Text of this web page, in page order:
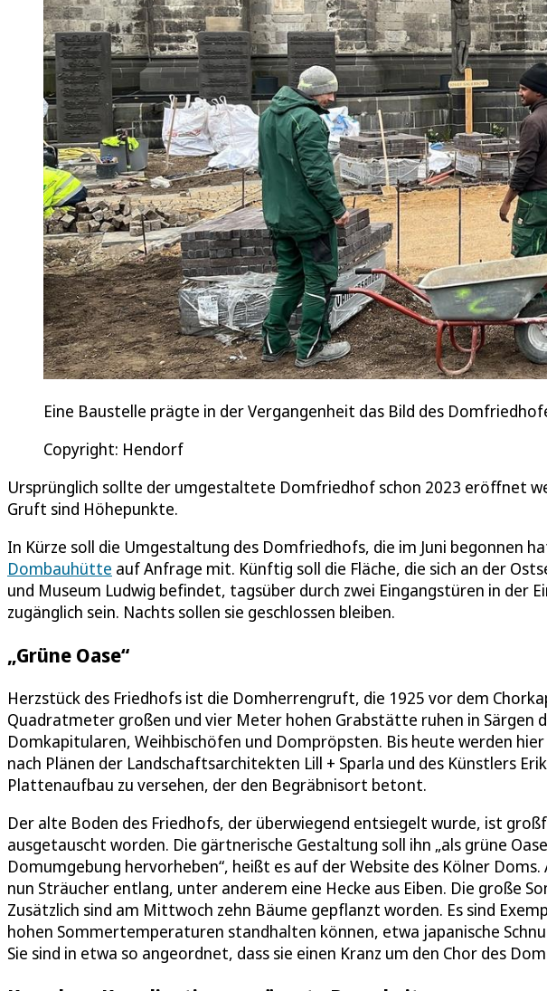
Eine Baustelle prägte in der Vergangenheit das Bild des
Copyright: Hendorf
Ursprünglich sollte der umgestaltete Domfriedhof schon 2023 eröffnet
Gruft sind Höhepunkte.
In Kürze soll die Umgestaltung des Domfriedhofs, die im Juni begonnen
Dombauhütte auf Anfrage mit. Künftig soll die Fläche, die sich an der
und Museum Ludwig befindet, tagsüber durch zwei Eingangstüren in der
zugänglich sein. Nachts sollen sie geschlossen bleiben.
„Grüne Oase“
Herzstück des Friedhofs ist die Domherrengruft, die 1925 vor dem
Quadratmeter großen und vier Meter hohen Grabstätte ruhen in Särgen
Domkapitularen, Weihbischöfen und Dompröpsten. Bis heute werden
nach Plänen der Landschaftsarchitekten Lill + Sparla und des Künstlers
Plattenaufbau zu versehen, der den Begräbnisort betont.
Der alte Boden des Friedhofs, der überwiegend entsiegelt wurde, ist
ausgetauscht worden. Die gärtnerische Gestaltung soll ihn „als grüne
Domumgebung hervorheben“, heißt es auf der Website des Kölner
nun Sträucher entlang, unter anderem eine Hecke aus Eiben. Die große
Zusätzlich sind am Mittwoch zehn Bäume gepflanzt worden. Es sind
hohen Sommertemperaturen standhalten können, etwa japanische
Sie sind in etwa so angeordnet, dass sie einen Kranz um den Chor des